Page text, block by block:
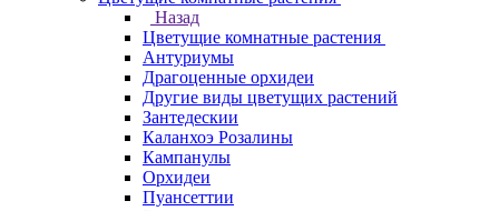
Назад
Цветущие комнатные растения
Антуриумы
Драгоценные орхидеи
Другие виды цветущих растений
Зантедескии
Каланхоэ Розалины
Кампанулы
Орхидеи
Пуансеттии